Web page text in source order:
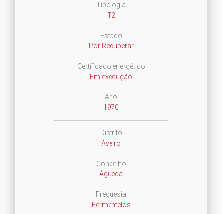
Tipologia
T2
Estado
Por Recuperar
Certificado energético
Em execução
Ano
1970
Distrito
Aveiro
Concelho
Águeda
Freguesia
Fermentelos